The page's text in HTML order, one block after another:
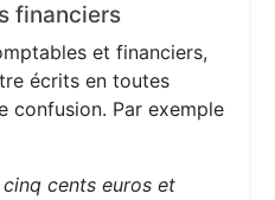
financiers
et financiers,
écrits en toutes
confusion. Par exemple
cents euros et